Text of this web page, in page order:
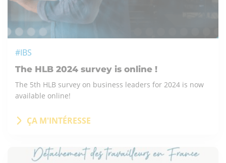
#IBS
The HLB 2024 survey is online !
The 5th HLB survey on business leaders for 2024 is now
available online!
ÇA M'INTÉRESSE